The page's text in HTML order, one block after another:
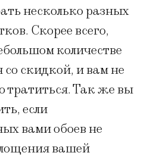
несколько разных
Скорее всего,
количестве
скидкой, и вам не
тратиться. Так же вы
если
вами обоев не
вашей